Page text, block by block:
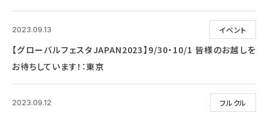
イベント
2023.09.13
【グローバルフェスタJAPAN2023】9/30・10/1 皆様のお越しを
お待ちしています！：東京
フルクル
2023.09.12